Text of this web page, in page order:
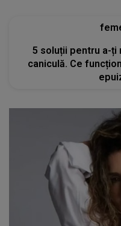
5 soluții pentru a-ți
caniculă. Ce